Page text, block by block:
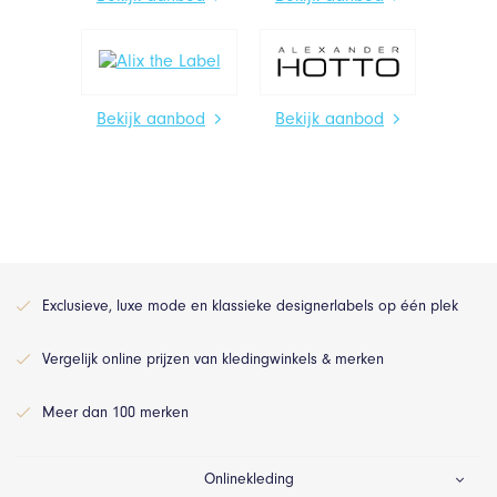
Bekijk aanbod Bekijk aanbod
Exclusieve, luxe mode en klassieke designerlabels op één plek
Vergelijk online prijzen van kledingwinkels & merken
Meer dan 100 merken
Onlinekleding